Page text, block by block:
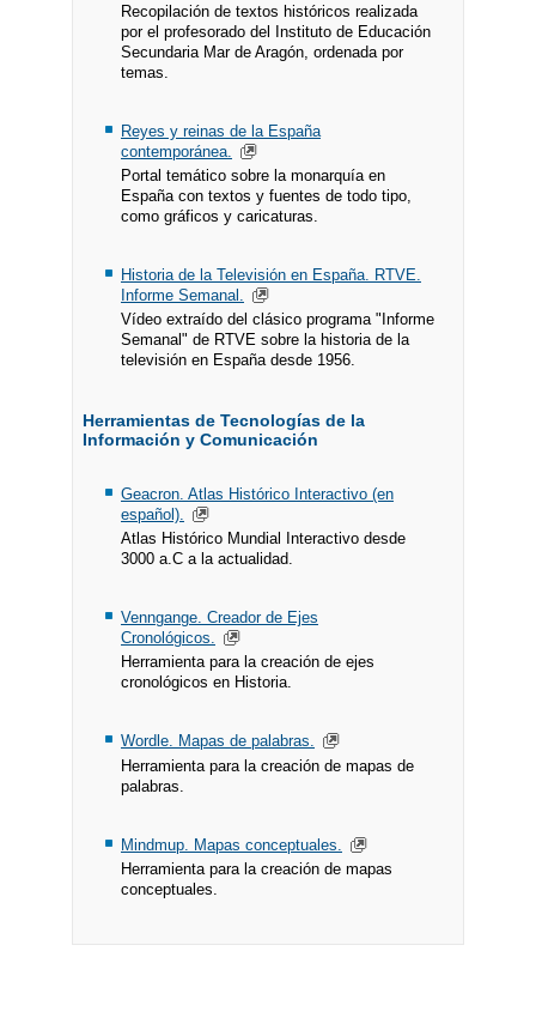
Recopilación de textos históricos realizada
por el profesorado del Instituto de Educación
Secundaria Mar de Aragón, ordenada por
temas.
Reyes y reinas de la España
contemporánea.
Portal temático sobre la monarquía en
España con textos y fuentes de todo tipo,
como gráficos y caricaturas.
Historia de la Televisión en España. RTVE.
Informe Semanal.
Vídeo extraído del clásico programa "Informe
Semanal" de RTVE sobre la historia de la
televisión en España desde 1956.
Herramientas de Tecnologías de la
Información y Comunicación
Geacron. Atlas Histórico Interactivo (en
español).
Atlas Histórico Mundial Interactivo desde
3000 a.C a la actualidad.
Venngange. Creador de Ejes
Cronológicos.
Herramienta para la creación de ejes
cronológicos en Historia.
Wordle. Mapas de palabras.
Herramienta para la creación de mapas de
palabras.
Mindmup. Mapas conceptuales.
Herramienta para la creación de mapas
conceptuales.